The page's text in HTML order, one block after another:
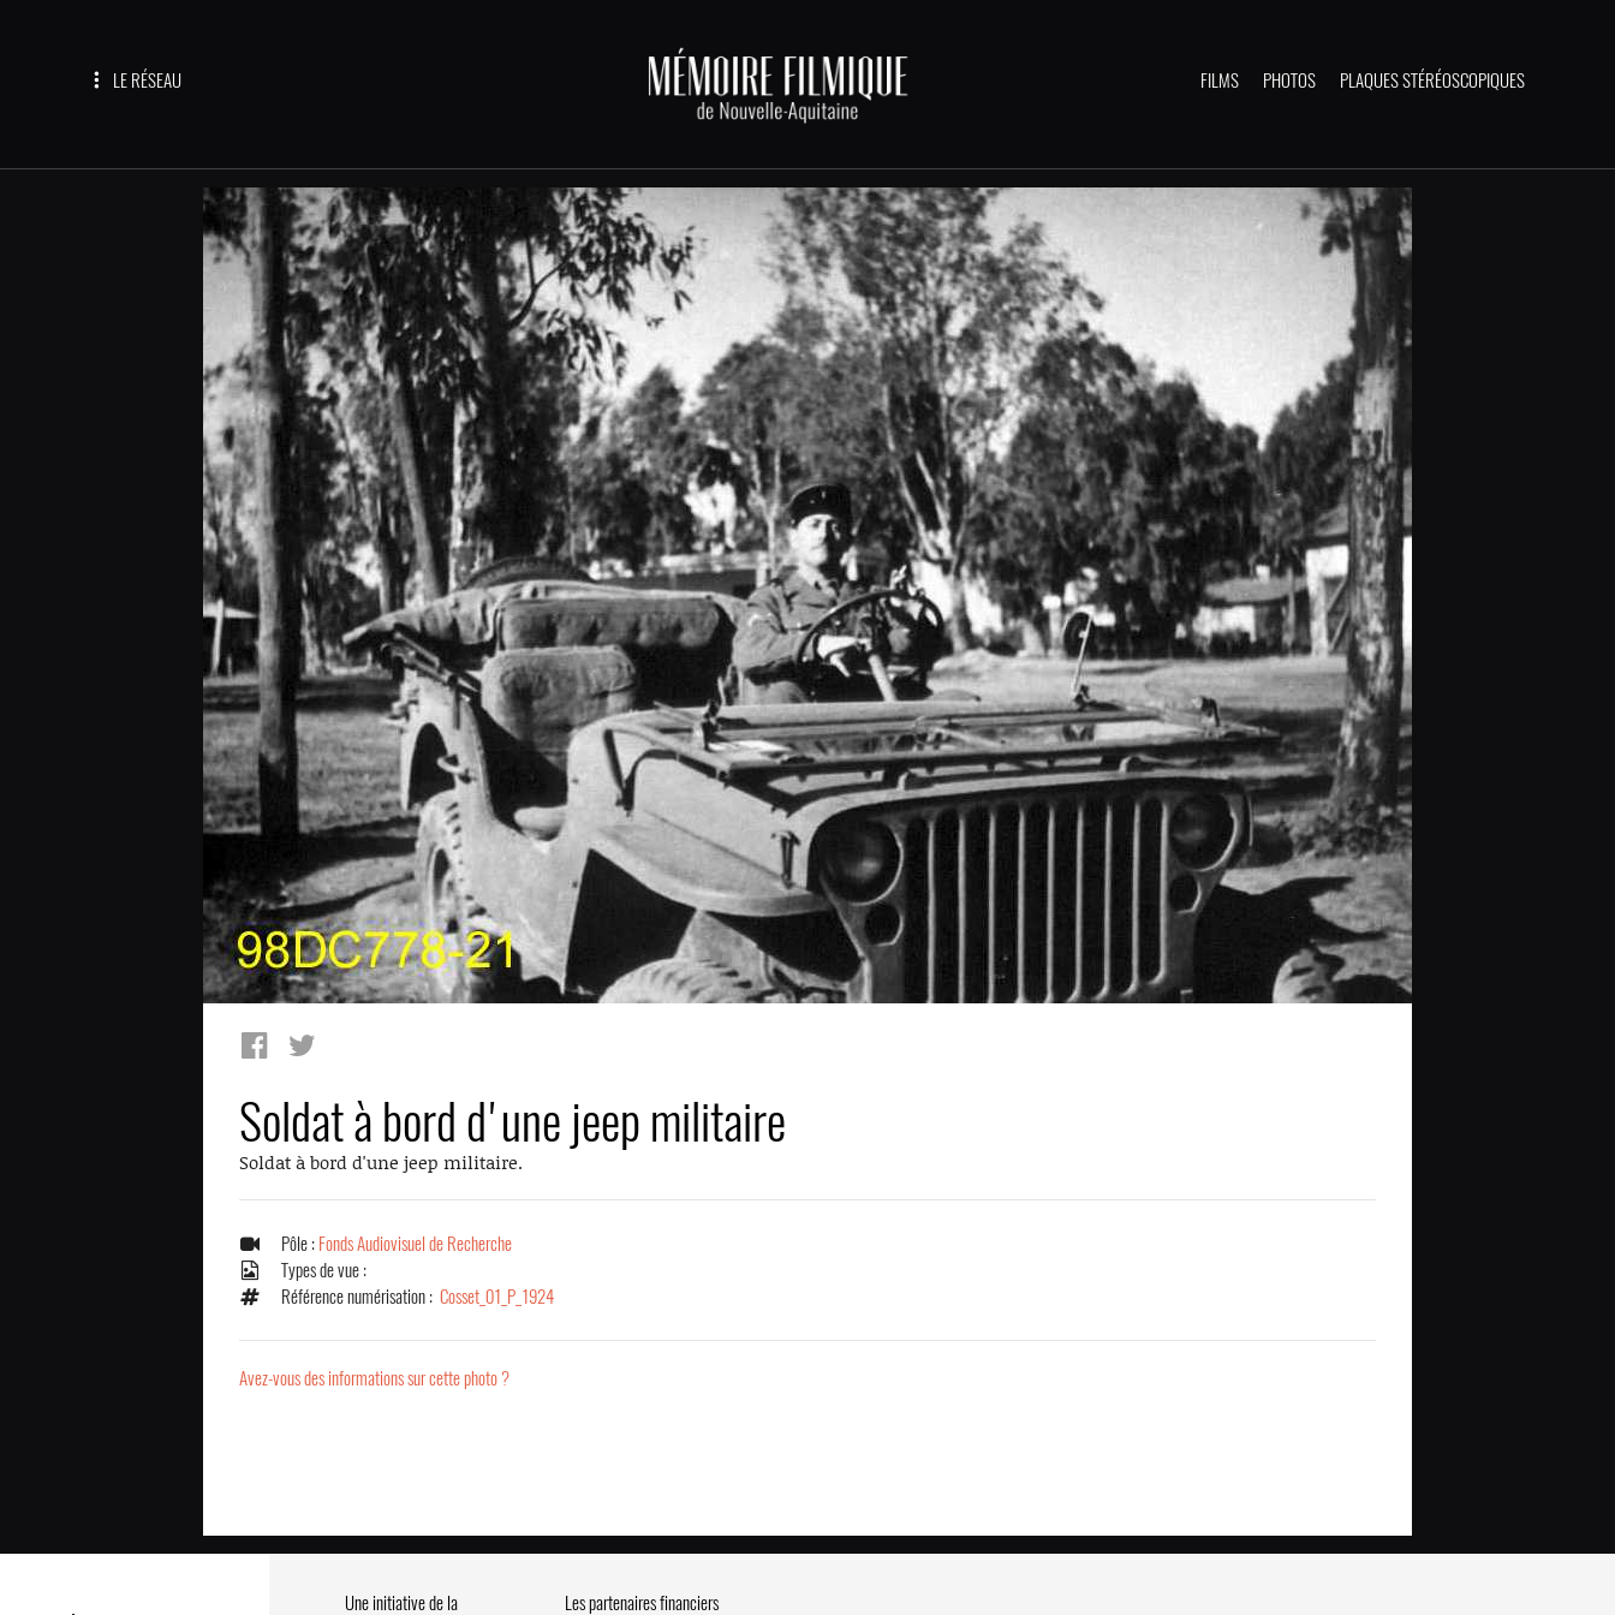
LE RÉSEAU FILMS PHOTOS PLAQUES STÉRÉOSCOPIQUES
Soldat à bord d'une jeep militaire
Soldat à bord d'une jeep militaire.
Pôle : Fonds Audiovisuel de Recherche
Types de vue :
Référence numérisation : Cosset_01_P_1924
Avez-vous des informations sur cette photo ?
Une initiative de la Les partenaires financiers